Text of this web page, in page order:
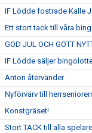
IF Lödde fostrade Kalle
Ett stort tack till våra
GOD JUL OCH GOTT
IF Lödde säljer
Anton återvänder
Nyförvärv till
Konstgräset!
Stort TACK till alla